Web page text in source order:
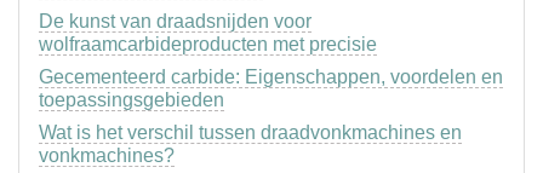
De kunst van draadsnijden voor
wolfraamcarbideproducten met precisie
Gecementeerd carbide: Eigenschappen, voordelen en
toepassingsgebieden
Wat is het verschil tussen draadvonkmachines en
vonkmachines?